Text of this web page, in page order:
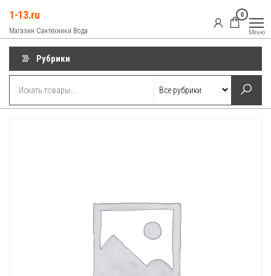
содержимому
1-13.ru
Магазин Сантехники Вода
0
Меню
Рубрики